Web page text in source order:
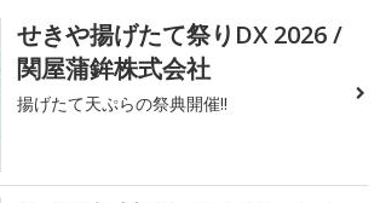
せきや揚げたて祭りDX 2026 /
関屋蒲鉾株式会社
揚げたて天ぷらの祭典開催!!